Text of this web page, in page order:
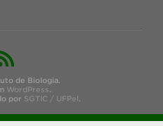
de Biologia.
WordPress.
por SGTIC / UFPel.